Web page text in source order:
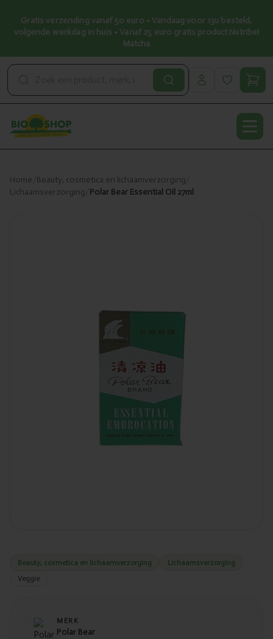
Gratis verzending vanaf 50 euro • Vandaag voor 13u besteld,
volgende werkdag in huis • Vanaf 25 euro gratis product Nutribel
Matcha
Home Beauty, cosmetica en lichaamverzorging
Lichaamsverzorging Polar Bear Essential Oil 27ml
Beauty, cosmetica en lichaamverzorging
Lichaamsverzorging
Veggie
MERK
Polar Bear